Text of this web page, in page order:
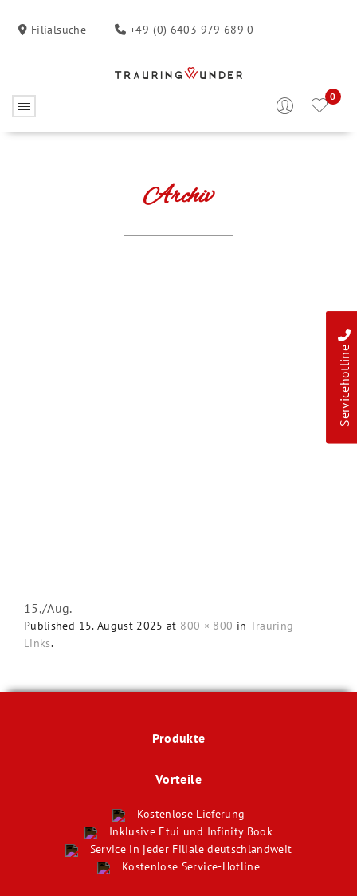
Filialsuche +49-(0) 6403 979 689 0
0
Archiv
15,/Aug.
Published 15. August 2025 at 800 × 800 in Trauring –
Links.
Produkte
Vorteile
Kostenlose Lieferung
Inklusive Etui und Infinity Book
Service in jeder Filiale deutschlandweit
Kostenlose Service-Hotline
Servicehotline